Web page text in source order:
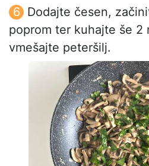
Dodajte česen,
poprom ter kuhajte še 2
vmešajte peteršilj.